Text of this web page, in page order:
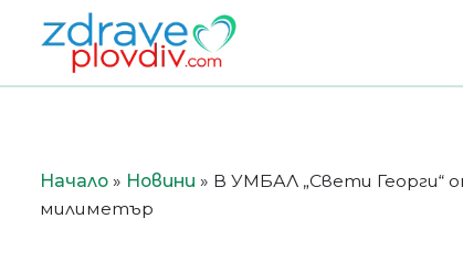
Преминете
към
съдържанието
Начало » Новини » В УМБАЛ „Свети Георги“
милиметър